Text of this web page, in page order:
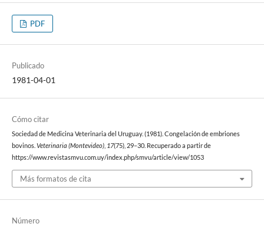
PDF
Publicado
1981-04-01
Cómo citar
Sociedad de Medicina Veterinaria del Uruguay. (1981). Congelación de embriones
bovinos. Veterinaria (Montevideo), 17(75), 29–30. Recuperado a partir de
https://www.revistasmvu.com.uy/index.php/smvu/article/view/1053
Más formatos de cita
Número